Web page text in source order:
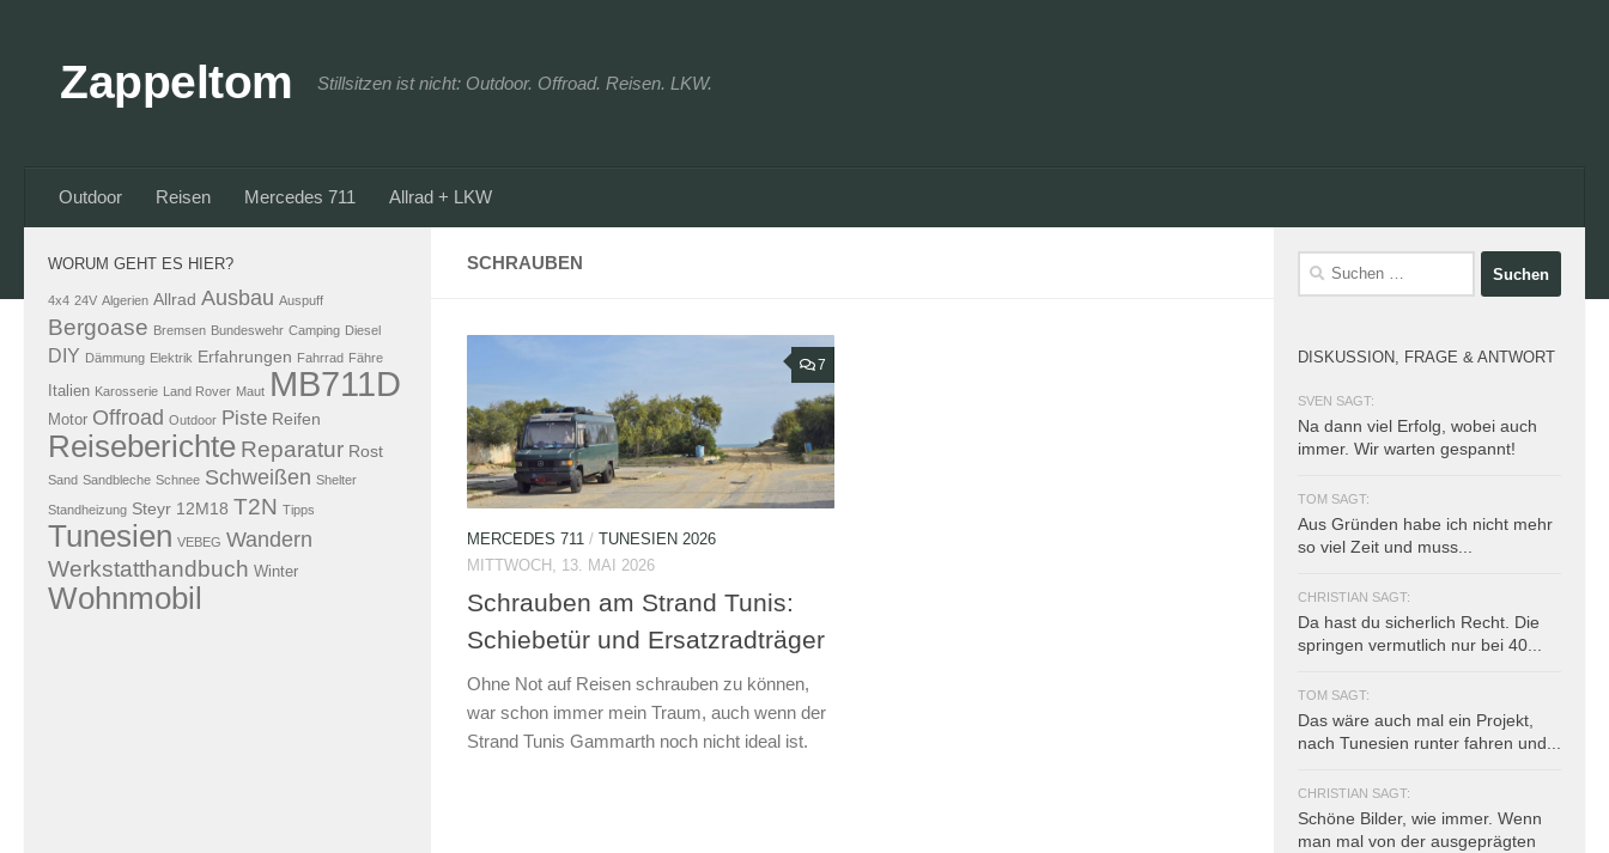
Zappeltom Stillsitzen ist nicht: Outdoor. Offroad. Reisen. LKW.
Outdoor Reisen Mercedes 711 Allrad + LKW
SCHRAUBEN
7
MERCEDES 711 / TUNESIEN 2026
MITTWOCH, 13. MAI 2026
Schrauben am Strand Tunis:
Schiebetür und Ersatzradträger
Ohne Not auf Reisen schrauben zu können,
war schon immer mein Traum, auch wenn der
Strand Tunis Gammarth noch nicht ideal ist.
WORUM GEHT ES HIER?
4x4 24V Algerien Allrad Ausbau Auspuff
Bergoase Bremsen Bundeswehr Camping Diesel
DIY Dämmung Elektrik Erfahrungen Fahrrad Fähre
Italien Karosserie Land Rover Maut MB711D
Motor Offroad Outdoor Piste Reifen
Reiseberichte Reparatur Rost
Sand Sandbleche Schnee Schweißen Shelter
Standheizung Steyr 12M18 T2N Tipps
Tunesien VEBEG Wandern
Werkstatthandbuch Winter
Wohnmobil
Suchen
DISKUSSION, FRAGE & ANTWORT
SVEN SAGT:
Na dann viel Erfolg, wobei auch
immer. Wir warten gespannt!
TOM SAGT:
Aus Gründen habe ich nicht mehr
so viel Zeit und muss...
CHRISTIAN SAGT:
Da hast du sicherlich Recht. Die
springen vermutlich nur bei 40...
TOM SAGT:
Das wäre auch mal ein Projekt,
nach Tunesien runter fahren und...
CHRISTIAN SAGT:
Schöne Bilder, wie immer. Wenn
man mal von der ausgeprägten